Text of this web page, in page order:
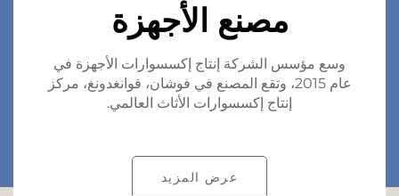
مصنع الأجهزة
وسع مؤسس الشركة إنتاج إكسسوارات الأجهزة في
عام 2015، وتقع المصنع في فوشان، قوانغدونغ، مركز
إنتاج إكسسوارات الأثاث العالمي.
عرض المزيد